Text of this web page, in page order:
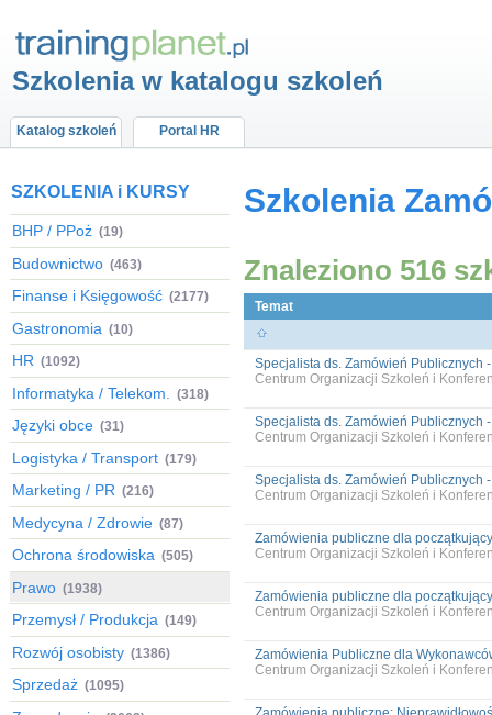
Szkolenia w katalogu szkoleń
Katalog szkoleń Portal HR
SZKOLENIA i KURSY
BHP / PPoż (19)
Budownictwo (463)
Finanse i Księgowość (2177)
Gastronomia (10)
HR (1092)
Informatyka / Telekom. (318)
Języki obce (31)
Logistyka / Transport (179)
Marketing / PR (216)
Medycyna / Zdrowie (87)
Ochrona środowiska (505)
Prawo (1938)
Przemysł / Produkcja (149)
Rozwój osobisty (1386)
Sprzedaż (1095)
Szkolenia
Znaleziono 516
Temat
Specjalista ds. Zamówień Publicznych
Centrum Organizacji Szkoleń i
Specjalista ds. Zamówień Publicznych
Centrum Organizacji Szkoleń i
Specjalista ds. Zamówień Publicznych
Centrum Organizacji Szkoleń i
Zamówienia publiczne dla
Centrum Organizacji Szkoleń i
Zamówienia publiczne dla
Centrum Organizacji Szkoleń i
Zamówienia Publiczne dla
Centrum Organizacji Szkoleń i